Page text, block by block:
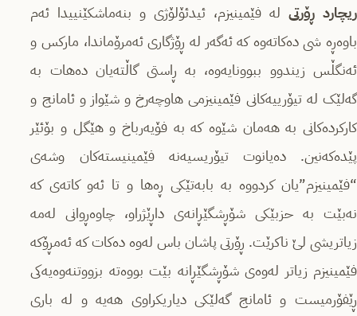
ریچارد ڕۆرتیلە فێمینیزم، ئیدئۆلۆژی و بنەماشکێنییدا ئەم
باوەڕه شی دەکاتەوە کە ئەگەر لە ڕۆژگاری ئەمرۆماندا، مارکس و
ئەنگڵس زیندوو ببوونایەوە، بە ڕاستی گاڵتەیان دەهات بە
گەلێک لە تیۆرییەکانی فێمینیزمی هاوچەرخ و شێواز و ئامانج و
کارکردەکانی بە هەمان شێوە کە بە فۆیەرباخ و هێگل و بۆئێر
پێدەکەنین. دەیانوت تیۆریسیەنە فێمینیستەکان وشەی
“فێمینیزم”یان کردووە بە بابەتێکی ڕەها و تا ئەو کاتەی کە
نەبێت بە حزبێکی شۆڕشگێڕانەی داڕێژراو، چاوەڕوانی لەمە
زیاتریشی لێ ناکرێت. ڕۆرتی پاشان باس لەوە دەکات کە ئەمڕۆکە
فێمینیزم زیاتر لەوەی شۆڕشگێڕانە بێت بووەتە بزووتنەوەیەکی
ڕێفۆرمیست و ئامانج گەلێکی دیاریکراوی هەیە و لە باری